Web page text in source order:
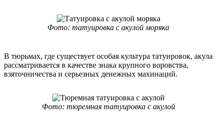
Фото: татуировка с акулой моряка
В тюрьмах, где существует особая культура татуировок, акула
рассматривается в качестве знака крупного воровства,
взяточничества и серьезных денежных махинаций.
Фото: тюремная татуировка с акулой